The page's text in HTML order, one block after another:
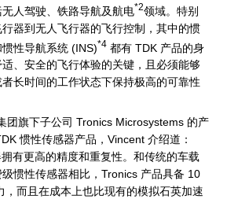
人驾驶、铁路导航及航电*2领域。特别
器到无人飞行器的飞行控制，其中的惯
惯性导航系统 (INS)*4 都有 TDK 产品的身
、安全的飞行体验的关键，且必须能够
长时间的工作状态下保持极高的可靠性
团旗下子公司 Tronics Microsystems 的产
惯性传感器产品，Vincent 介绍道：
有更高的精度和重复性。和传统的车载
惯性传感器相比，Tronics 产品具备 10
，而且在成本上也比现有的模拟石英加速